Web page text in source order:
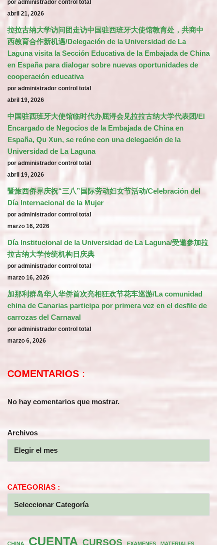
por administrador control total
abril 21, 2026
拉拉古纳大学访问团走访中国驻西班牙大使馆教育处，共商中
西教育合作新机遇/Delegación de la Universidad de La
Laguna visita la Sección Educativa de la Embajada de China
en España para dialogar sobre nuevas oportunidades de
cooperación educativa
por administrador control total
abril 19, 2026
中国驻西班牙大使馆临时代办屈浔会见拉拉古纳大学代表团/El
Encargado de Negocios de la Embajada de China en
España, Qu Xun, se reúne con una delegación de la
Universidad de La Laguna
por administrador control total
abril 19, 2026
暨旅西侨界庆祝“三八”国际劳动妇女节活动/Celebración del
Día Internacional de la Mujer
por administrador control total
marzo 16, 2026
Día Institucional de la Universidad de La Laguna/受邀参加拉
拉古纳大学传统机构日庆典
por administrador control total
marzo 16, 2026
加那利群岛华人华侨首次亮相狂欢节花车巡游/La comunidad
china de Canarias participa por primera vez en el desfile de
carrozas del Carnaval
por administrador control total
marzo 6, 2026
COMENTARIOS :
No hay comentarios que mostrar.
Archivos
CATEGORIAS :
CHINA CUENTA CURSOS EXAMENES MATERIALES